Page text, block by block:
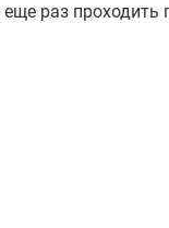
раз проходить